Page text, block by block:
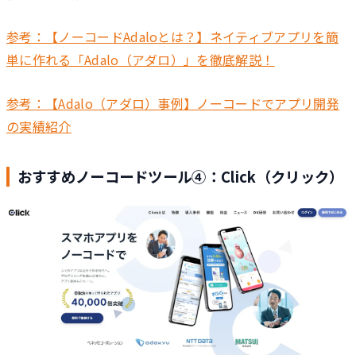
参考：【ノーコードAdaloとは？】ネイティブアプリを簡
単に作れる「Adalo（アダロ）」を徹底解説！
参考：【Adalo（アダロ）事例】ノーコードでアプリ開発
の実績紹介
おすすめノーコードツール④：Click（クリック）